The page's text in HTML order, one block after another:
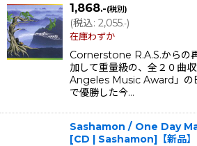
1,868.-(税別)
(税込: 2,055.-)
在庫わずか
Cornerstone R.A.S.からの
加して重量級の、全２０曲
Angeles Music Award」
で優勝した今…
Sashamon / One Day
[CD | Sashamon]【新品】